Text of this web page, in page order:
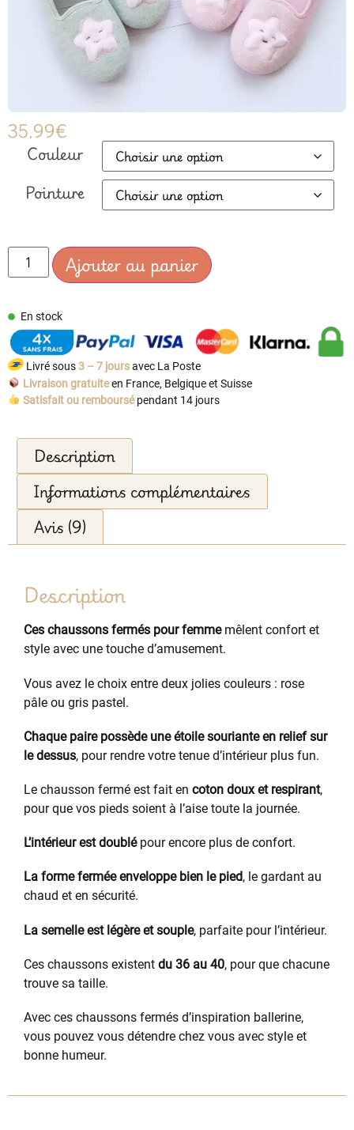
35.99€
Couleur
Pointure
Ajouter au panier
En stock
Livré sous3 – 7 joursavec La Poste
Livraison gratuiteen France, Belgique et Suisse
Satisfait ou remboursépendant 14 jours
Description
Informations complémentaires
Avis (9)
Description
Ces chaussons fermés pour femmemêlent confort et
style avec une touche d’amusement.
Vous avez le choix entre deux jolies couleurs : rose
pâle ou gris pastel.
Chaque paire possède une étoile souriante en relief sur
le dessus, pour rendre votre tenue d’intérieur plus fun.
Le chausson fermé est fait en coton doux et respirant,
pour que vos pieds soient à l’aise toute la journée.
L’intérieur est doublépour encore plus de confort.
La forme fermée enveloppe bien le pied, le gardant au
chaud et en sécurité.
La semelle est légère et souple, parfaite pour l’intérieur.
Ces chaussons existent du 36 au 40, pour que chacune
trouve sa taille.
Avec ces chaussons fermés d’inspiration ballerine,
vous pouvez vous détendre chez vous avec style et
bonne humeur.